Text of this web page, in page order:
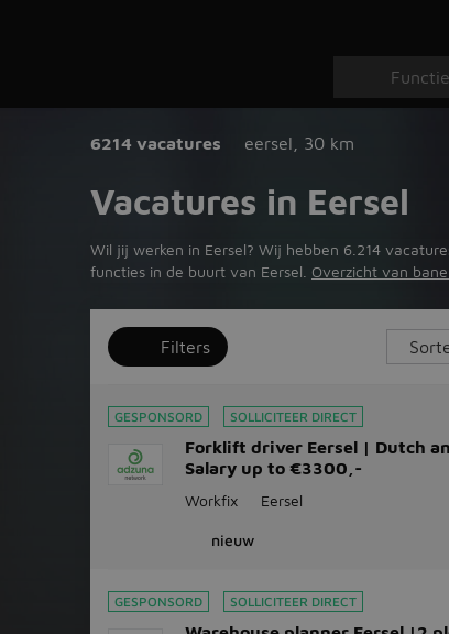
6214 vacatures eersel 30 km
Vacatures in Eersel
Wil jij werken in Eersel? Wij hebben 6.214
functies in de buurt van Eersel. Overzicht van
Filters
GESPONSORD SOLLICITEER DIRECT
Forklift driver Eersel | Dutch
Salary up to €3300,-
Workfix Eersel
nieuw
GESPONSORD SOLLICITEER DIRECT